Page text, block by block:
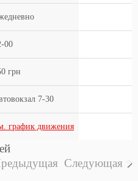
00
грн
7-30
график движения
Следующая